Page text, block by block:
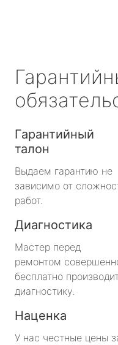
Гарантийный
талон
Выдаем гарантию не
зависимо от
работ.
Диагностика
Мастер перед
ремонтом
бесплатно
диагностику.
Наценка
У нас честные цены